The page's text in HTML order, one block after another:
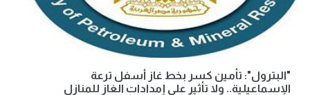
"البترول": تأمين كسر بخط غاز أسفل ترعة
الإسماعيلية.. ولا تأثير على إمدادات الغاز للمنازل